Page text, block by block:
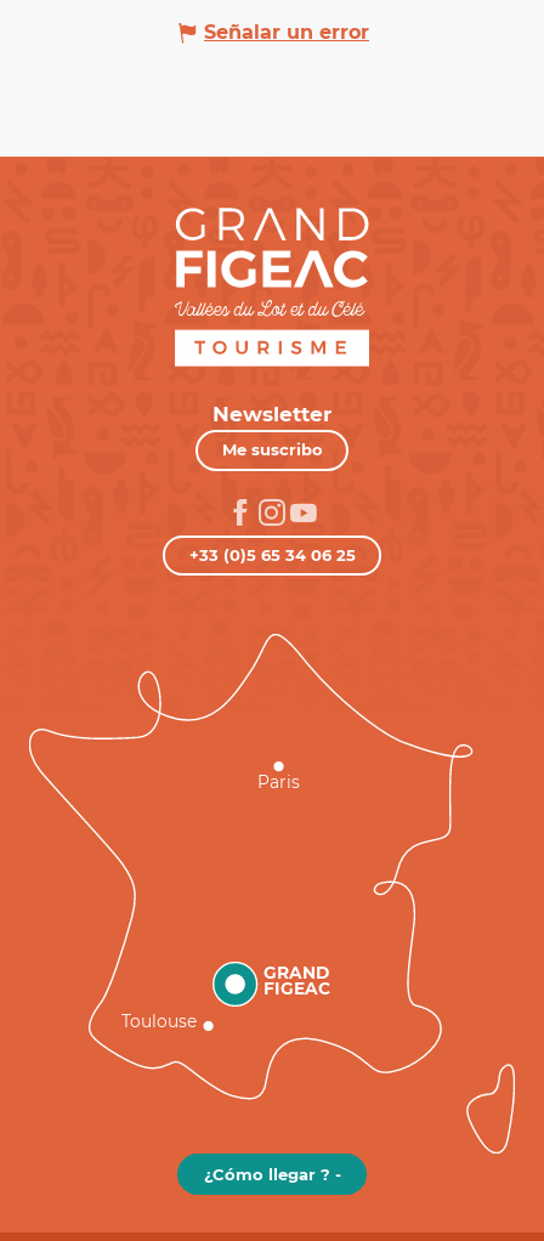
Señalar un error
Newsletter
Me suscribo
+33 (0)5 65 34 06 25
GRAND
FIGEAC
Toulouse
Paris
¿Cómo llegar ? -